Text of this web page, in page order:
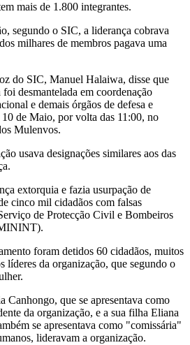
mais de 1.800 integrantes.
segundo o SIC, a liderança cobrava
milhares de membros pagava uma
do SIC, Manuel Halaiwa, disse que
desmantelada em coordenação
e demais órgãos de defesa e
de Maio, por volta das 11:00, no
Mulenvos.
usava designações similares aos das
extorquia e fazia usurpação de
cinco mil cidadãos com falsas
de Protecção Civil e Bombeiros
foram detidos 60 cidadãos, muitos
líderes da organização, que segundo o
Canhongo, que se apresentava como
da organização, e a sua filha Eliana
se apresentava como "comissária"
lideravam a organização.